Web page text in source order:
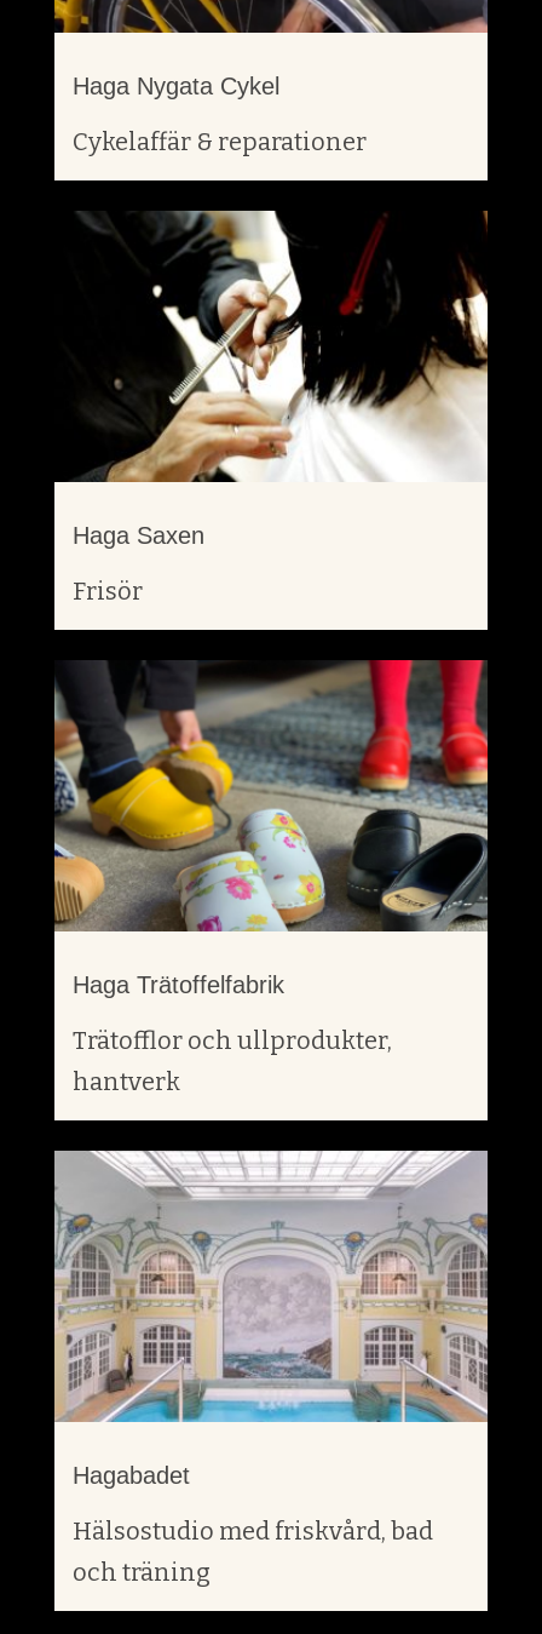
Haga Nygata Cykel
Cykelaffär & reparationer
Haga Saxen
Frisör
Haga Trätoffelfabrik
Trätofflor och ullprodukter,
hantverk
Hagabadet
Hälsostudio med friskvård, bad
och träning